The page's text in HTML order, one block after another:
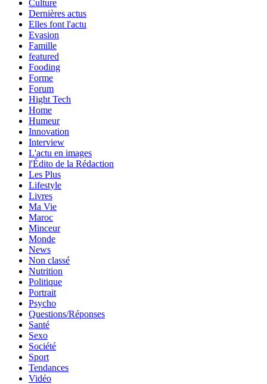
Culture
Dernières actus
Elles font l'actu
Evasion
Famille
featured
Fooding
Forme
Forum
Hight Tech
Home
Humeur
Innovation
Interview
L'actu en images
l'Édito de la Rédaction
Les Plus
Lifestyle
Livres
Ma Vie
Maroc
Minceur
Monde
News
Non classé
Nutrition
Politique
Portrait
Psycho
Questions/Réponses
Santé
Sexo
Société
Sport
Tendances
Vidéo